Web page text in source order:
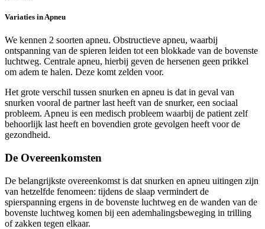
Variaties in Apneu
We kennen 2 soorten apneu. Obstructieve apneu, waarbij
ontspanning van de spieren leiden tot een blokkade van de bovenste
luchtweg. Centrale apneu, hierbij geven de hersenen geen prikkel
om adem te halen. Deze komt zelden voor.
Het grote verschil tussen snurken en apneu is dat in geval van
snurken vooral de partner last heeft van de snurker, een sociaal
probleem. Apneu is een medisch probleem waarbij de patient zelf
behoorlijk last heeft en bovendien grote gevolgen heeft voor de
gezondheid.
De Overeenkomsten
De belangrijkste overeenkomst is dat snurken en apneu uitingen zijn
van hetzelfde fenomeen: tijdens de slaap vermindert de
spierspanning ergens in de bovenste luchtweg en de wanden van de
bovenste luchtweg komen bij een ademhalingsbeweging in trilling
of zakken tegen elkaar.